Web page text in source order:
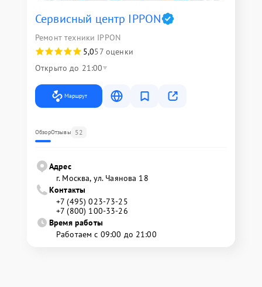
Сервисный центр IPPON
Ремонт техники IPPON
5,057 оценки
Открыто до 21:00
Маршрут
ОбзорОтзывы 52
Адрес
г. Москва, ул. Чаянова 18
Контакты
+7 (495) 023-73-25
+7 (800) 100-33-26
Время работы
Работаем с 09:00 до 21:00